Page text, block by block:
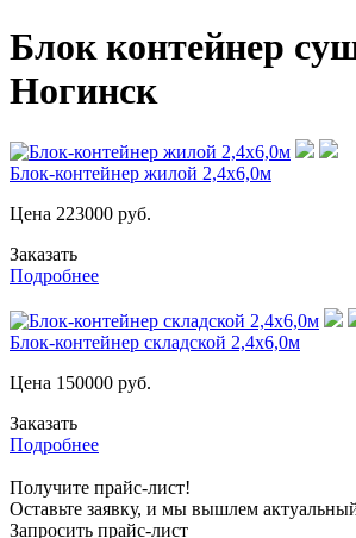
Блок контейнер
Ногинск
Блок-контейнер жилой 2,4х6,0м
Цена 223000 руб.
Заказать
Подробнее
Блок-контейнер складской 2,4х6,0м
Цена 150000 руб.
Заказать
Подробнее
Получите прайс-лист!
Оставьте заявку, и мы вышлем
Запросить прайс-лист